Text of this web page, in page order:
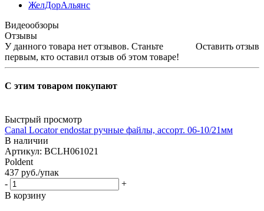
ЖелДорАльянс
Видеообзоры
Отзывы
Оставить отзыв
У данного товара нет отзывов. Станьте
первым, кто оставил отзыв об этом товаре!
С этим товаром покупают
Быстрый просмотр
Canal Locator endostar ручные файлы, ассорт. 06-10/21мм
В наличии
Артикул: BCLH061021
Poldent
437 руб./упак
-
+
В корзину